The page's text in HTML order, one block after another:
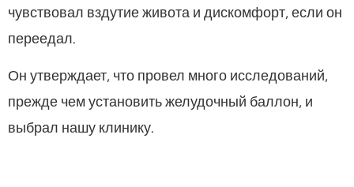
чувствовал вздутие живота и дискомфорт, если он
переедал.
Он утверждает, что провел много исследований,
прежде чем установить желудочный баллон, и
выбрал нашу клинику.